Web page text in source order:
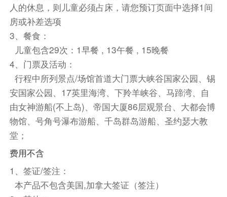
团队晚餐
餐饮
早餐：自理
中餐：自理
晚餐：自理
住宿
波莫纳拉昆塔温德姆套房酒店 或 洛杉矶蒙特贝洛品
质酒店及套房
第3天 洛杉矶 | 圣地亚哥·军港·巴尔博亚公园·老城区 ·
墨西哥蒂华纳| 洛杉矶
早餐：自理
住宿
波莫纳拉昆塔温德姆套房酒店 或 洛杉矶蒙特贝洛品
人的休息，则儿童必须占床，请您预订页面中选择1间
房或补差选项
3、餐食：
儿童包含29次：1早餐 , 13午餐 , 15晚餐
4、门票及活动：
行程中所列景点/场馆首道大门票大峡谷国家公园、锡
安国家公园、17英里海湾、下羚羊峡谷、马蹄湾、自
由女神游船(不上岛)、帝国大厦86层观景台、大都会博
物馆、号角号瀑布游船、千岛群岛游船、圣约瑟大教
堂；
费用不含
1、签证/签注：
本产品不包含美国,加拿大签证（签注）